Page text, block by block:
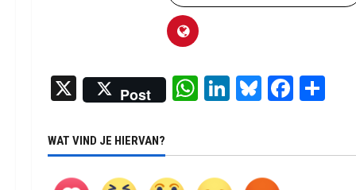
X Post WhatsApp
LinkedIn
Bluesky
WAT VIND JE HIERVAN?